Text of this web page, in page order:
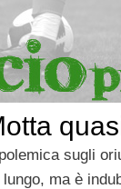
sugli
ma è